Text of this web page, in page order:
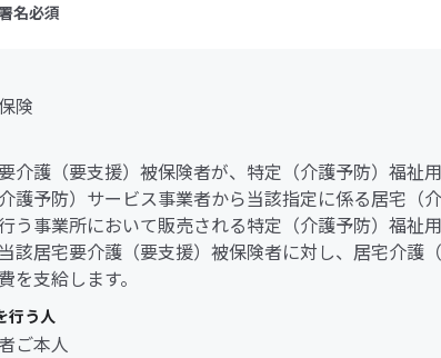
名必須
険
介護（要支援）被保険者が、特定（介護予防）福祉
護予防）サービス事業者から当該指定に係る居宅（
う事業所において販売される特定（介護予防）福祉
該居宅要介護（要支援）被保険者に対し、居宅介護
を支給します。
行う人
ご本人